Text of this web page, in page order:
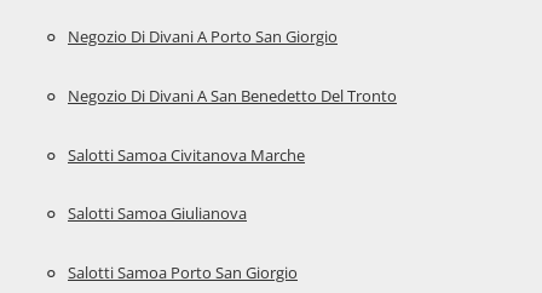
Negozio Di Divani A Porto San Giorgio
Negozio Di Divani A San Benedetto Del Tronto
Salotti Samoa Civitanova Marche
Salotti Samoa Giulianova
Salotti Samoa Porto San Giorgio